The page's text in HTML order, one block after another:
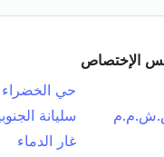
الإختصاص
حي الخضراء
ش.ش.م.م
سليانة
غار الدماء